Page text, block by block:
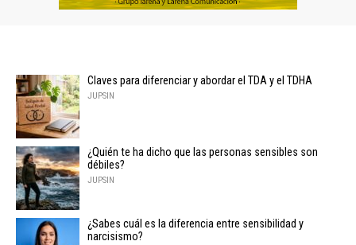
Claves para diferenciar y abordar el TDA y el TDHA
JUPSIN
¿Quién te ha dicho que las personas sensibles son
débiles?
JUPSIN
¿Sabes cuál es la diferencia entre sensibilidad y
narcisismo?